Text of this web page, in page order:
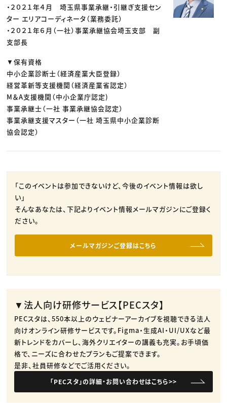
・２０２１年４月 埼玉県事業承継・引継ぎ支援セン
ター エリアコーディネータ（業務委託）
・２０２１年６月（一社）事業承継協会埼玉支部 副
支部長
▼保有資格
中小企業診断士（経済産業大臣登録）
経営革新等支援機関（経済産業省認定）
M＆A支援機関（中小企業庁認定)
事業承継士（一社 事業承継協会認定）
事業承継支援マスター（一社 埼玉県中小企業診断
協会認定）
「このイベントは参加できないけど、今後のイベント情報は欲し
い」
そんなあなたは、下記よりイベント情報メールマガジンにご登録く
ださい。
メールマガジンご登録はこちら
▼法人向け研修サービス【PECスタ】
PECスタは、550本以上のウェビナーアーカイブを視聴できる法人
向けオンライン研修サービスです。​Figma・生成AI・UI/UXなど最
新トレンドをカバーし、海外クリエイターの講義も充実。​お手頃価
格で、ニーズに合わせたプランもご提案できます。​
是非、社員研修などでご活用ください。​
「PECスタ」の詳細・お問い合わせはこちら>>